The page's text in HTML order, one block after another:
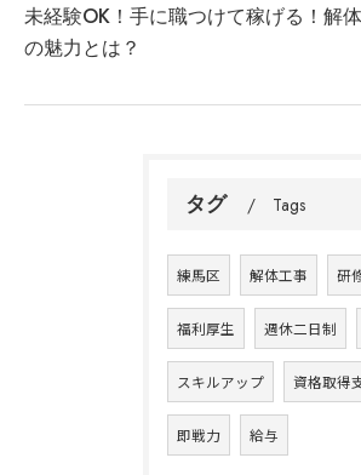
未経験OK！手に職つけて稼げる！解
の魅力とは？
タグ Tags
練馬区 解体工事 研
福利厚生 週休二日制
スキルアップ 資格取得
即戦力 給与